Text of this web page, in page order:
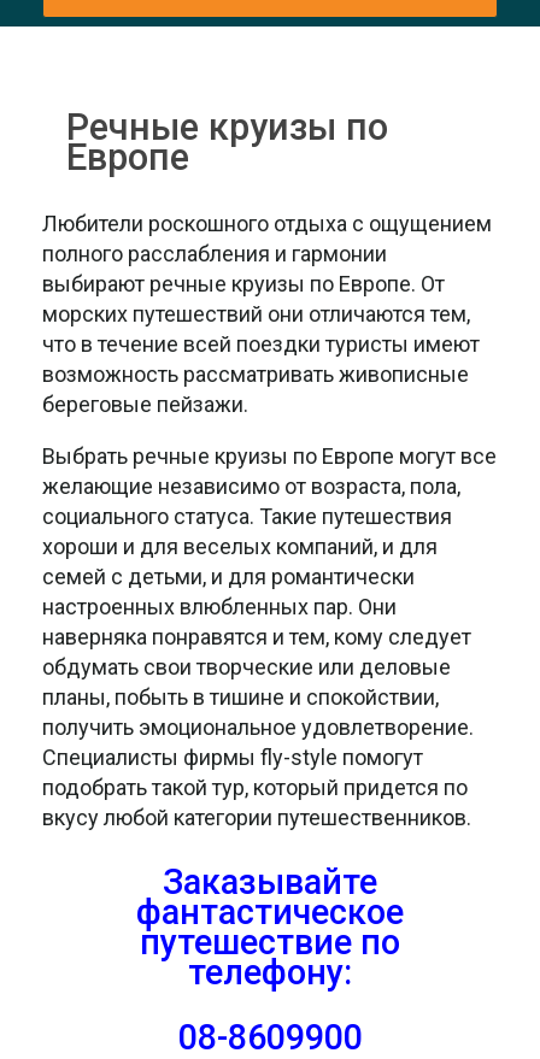
Речные круизы по
Европе
Любители роскошного отдыха с ощущением
полного расслабления и гармонии
выбирают речные круизы по Европе. От
морских путешествий они отличаются тем,
что в течение всей поездки туристы имеют
возможность рассматривать живописные
береговые пейзажи.
Выбрать речные круизы по Европе могут все
желающие независимо от возраста, пола,
социального статуса. Такие путешествия
хороши и для веселых компаний, и для
семей с детьми, и для романтически
настроенных влюбленных пар. Они
наверняка понравятся и тем, кому следует
обдумать свои творческие или деловые
планы, побыть в тишине и спокойствии,
получить эмоциональное удовлетворение.
Специалисты фирмы fly-style помогут
подобрать такой тур, который придется по
вкусу любой категории путешественников.
Заказывайте
фантастическое
путешествие по
телефону:
08-8609900